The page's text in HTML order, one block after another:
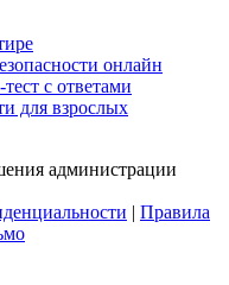
онлайн
с ответами
для взрослых
администрации
| Правила